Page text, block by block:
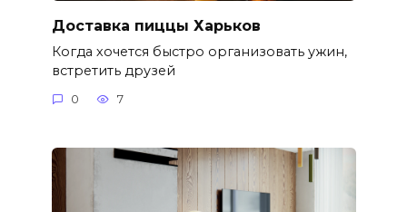
Доставка пиццы Харьков
Когда хочется быстро организовать ужин,
встретить друзей
0 7